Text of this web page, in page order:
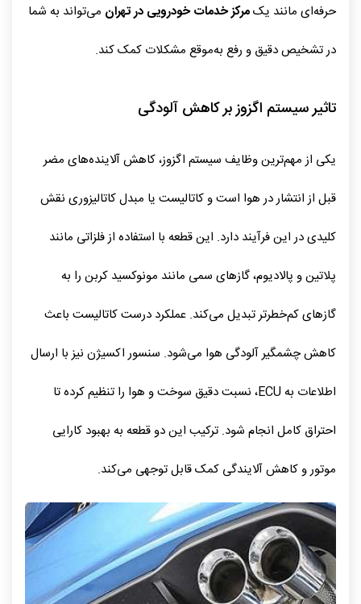
حرفه‌ای مانند یکمرکز خدمات خودرویی در تهران می‌تواند به شما
در تشخیص دقیق و رفع به‌موقع مشکلات کمک کند.
تاثیر سیستم اگزوز بر کاهش آلودگی
یکی از مهم‌ترین وظایف سیستم اگزوز، کاهش آلاینده‌های مضر
قبل از انتشار در هوا است و کاتالیست یا مبدل کاتالیزوری نقش
کلیدی در این فرآیند دارد. این قطعه با استفاده از فلزاتی مانند
پلاتین و پالادیوم، گازهای سمی مانند مونوکسید کربن را به
گازهای کم‌خطرتر تبدیل می‌کند. عملکرد درست کاتالیست باعث
کاهش چشمگیر آلودگی هوا می‌شود. سنسور اکسیژن نیز با ارسال
اطلاعات به ECU، نسبت دقیق سوخت و هوا را تنظیم کرده تا
احتراق کامل انجام شود. ترکیب این دو قطعه به بهبود کارایی
موتور و کاهش آلایندگی کمک قابل توجهی می‌کند.